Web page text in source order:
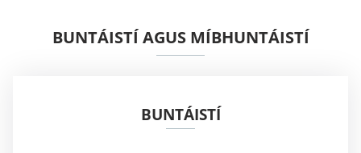
BUNTÁISTÍ AGUS MÍBHUNTÁISTÍ
BUNTÁISTÍ